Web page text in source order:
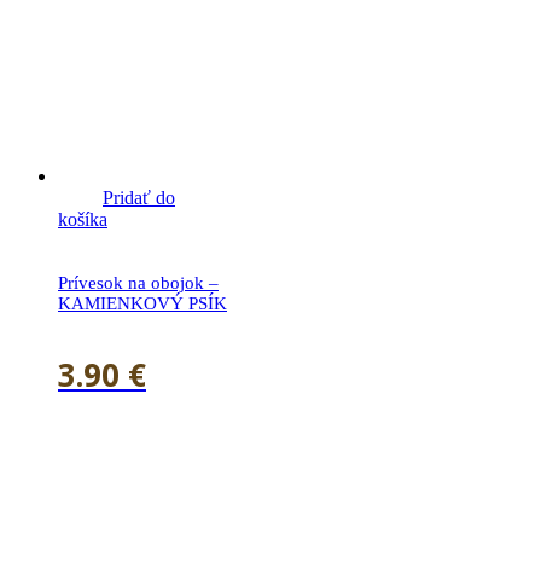
Pridať do
košíka
Prívesok na obojok –
KAMIENKOVÝ PSÍK
3.90 €